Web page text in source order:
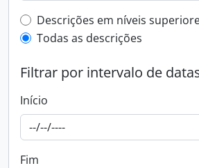
Filtro de descrição de
Descrições em níveis
Todas as descrições
Filtrar por intervalo de
Início
Fim